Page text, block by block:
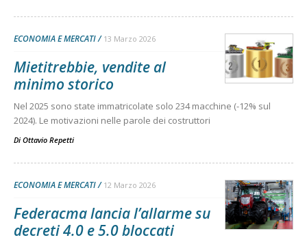
ECONOMIA E MERCATI 13 Marzo 2026
Mietitrebbie, vendite al
minimo storico
Nel 2025 sono state immatricolate solo 234 macchine (-12% sul
2024). Le motivazioni nelle parole dei costruttori
Di Ottavio Repetti
ECONOMIA E MERCATI 12 Marzo 2026
Federacma lancia l’allarme su
decreti 4.0 e 5.0 bloccati